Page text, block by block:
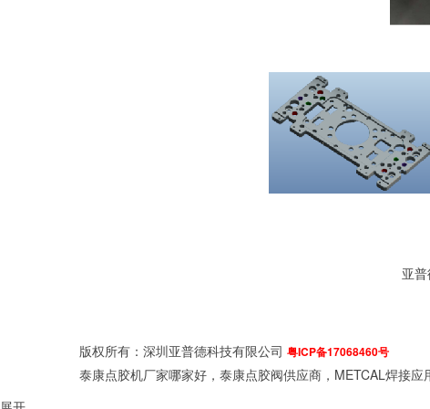
亚
版权所有：深圳亚普德科技有限公司 粤ICP备17068460号
泰康点胶机厂家哪家好，泰康点胶阀供应商，METCAL焊接